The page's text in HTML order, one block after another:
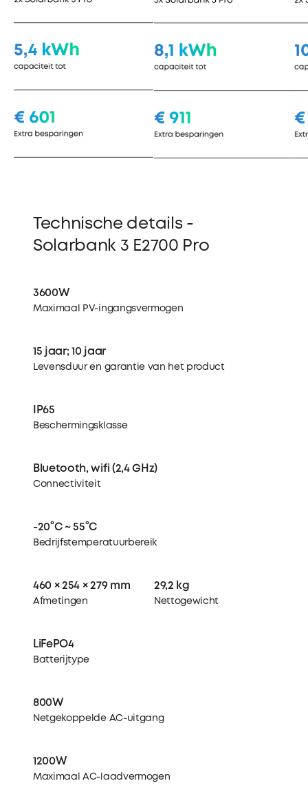
Technische details -
Solarbank 3 E2700 Pro
3600W
Maximaal PV-ingangsvermogen
15 jaar; 10 jaar
Levensduur en garantie van het product
IP65
Beschermingsklasse
Bluetooth, wifi (2,4 GHz)
Connectiviteit
-20°C ~ 55°C
Bedrijfstemperatuurbereik
460 × 254 × 279 mm
Afmetingen
29,2 kg
Nettogewicht
LiFePO4
Batterijtype
800W
Netgekoppelde AC-uitgang
1200W
Maximaal AC-laadvermogen